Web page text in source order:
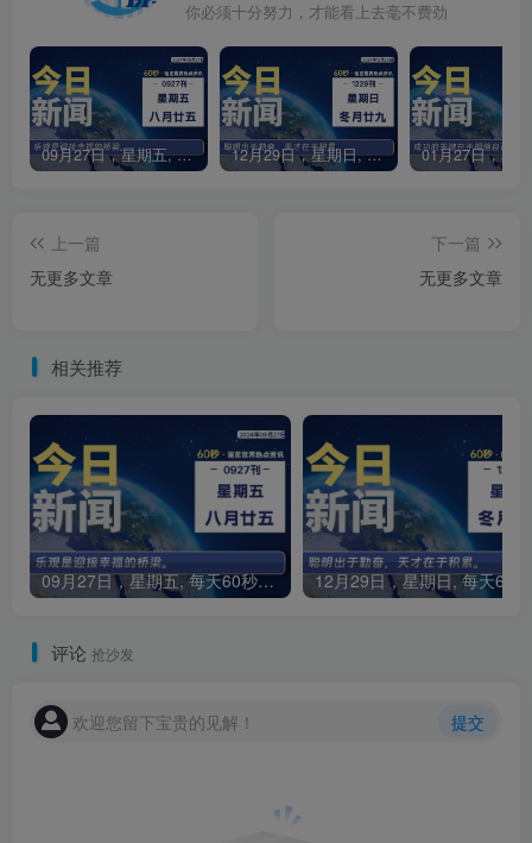
你必须十分努力，才能看上去毫不费劲
09月27日，星期五, 每天60秒读懂全世界！ 12月29日，星期日, 每天60秒读懂全世界！
上一篇
无更多文章
下一篇
无更多文章
相关推荐
09月27日，星期五, 每天60秒读懂全世界！
评论 抢沙发
欢迎您留下宝贵的见解！ 提交